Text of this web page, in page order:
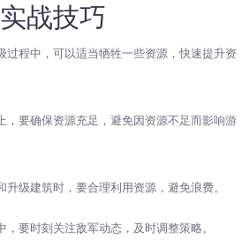
战技巧
过程中，可以适当牺牲一些资源，快速提升资
，要确保资源充足，避免因资源不足而影响游
级建筑时，要合理利用资源，避免浪费。
要时刻关注敌军动态，及时调整策略。